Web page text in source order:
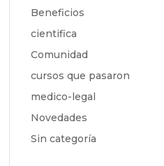
Beneficios
cientifica
Comunidad
cursos que pasaron
medico-legal
Novedades
Sin categoría